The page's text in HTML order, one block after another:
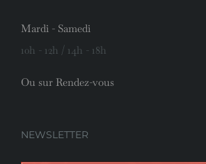
Mardi - Samedi
10h - 12h / 14h - 18h
Ou sur Rendez-vous
NEWSLETTER